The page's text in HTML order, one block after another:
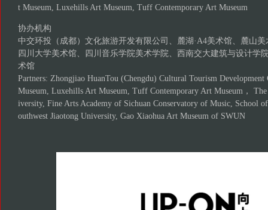
t Museum, Luxehills Art Museum, Tuff Contemporary Art Museum
协办机构
中交环投（成都）文化旅游开发有限公司、麓湖·A4美术馆、麓山
四川大学美术馆、四川音乐学院美术学院、西南交大建筑与设计学
术馆
Partners: Zhongjiao HuanTou (Chengdu) Cultural Tourism
Museum, Luxehills Art Museum, Tuff Contemporary Art Museum，
iversity, Fine Arts Academy of Sichuan Conservatory of Music, School
outhwest Jiaotong University, Gao Xiaohua Art Museum of SWUN